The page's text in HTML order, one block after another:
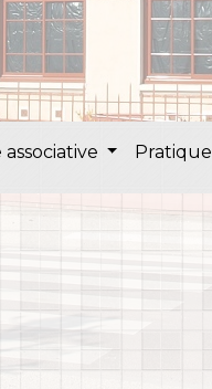
associative Pratique